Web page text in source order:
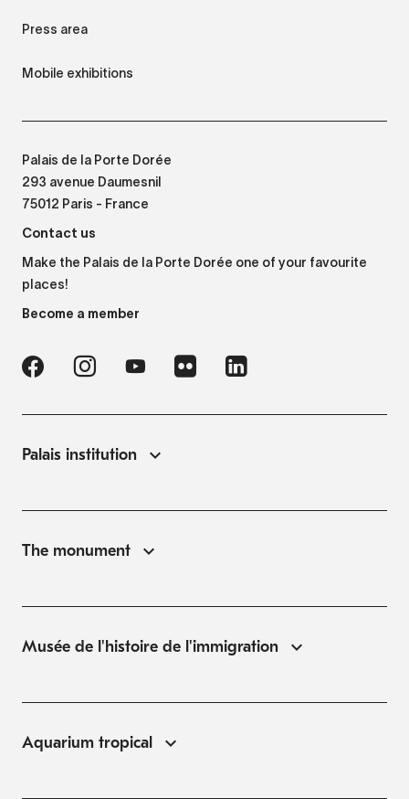
Press area
Mobile exhibitions
Palais de la Porte Dorée
293 avenue Daumesnil
75012 Paris - France
Contact us
Make the Palais de la Porte Dorée one of your favourite
places!
Become a member
Palais institution
The monument
Musée de l'histoire de l'immigration
Aquarium tropical